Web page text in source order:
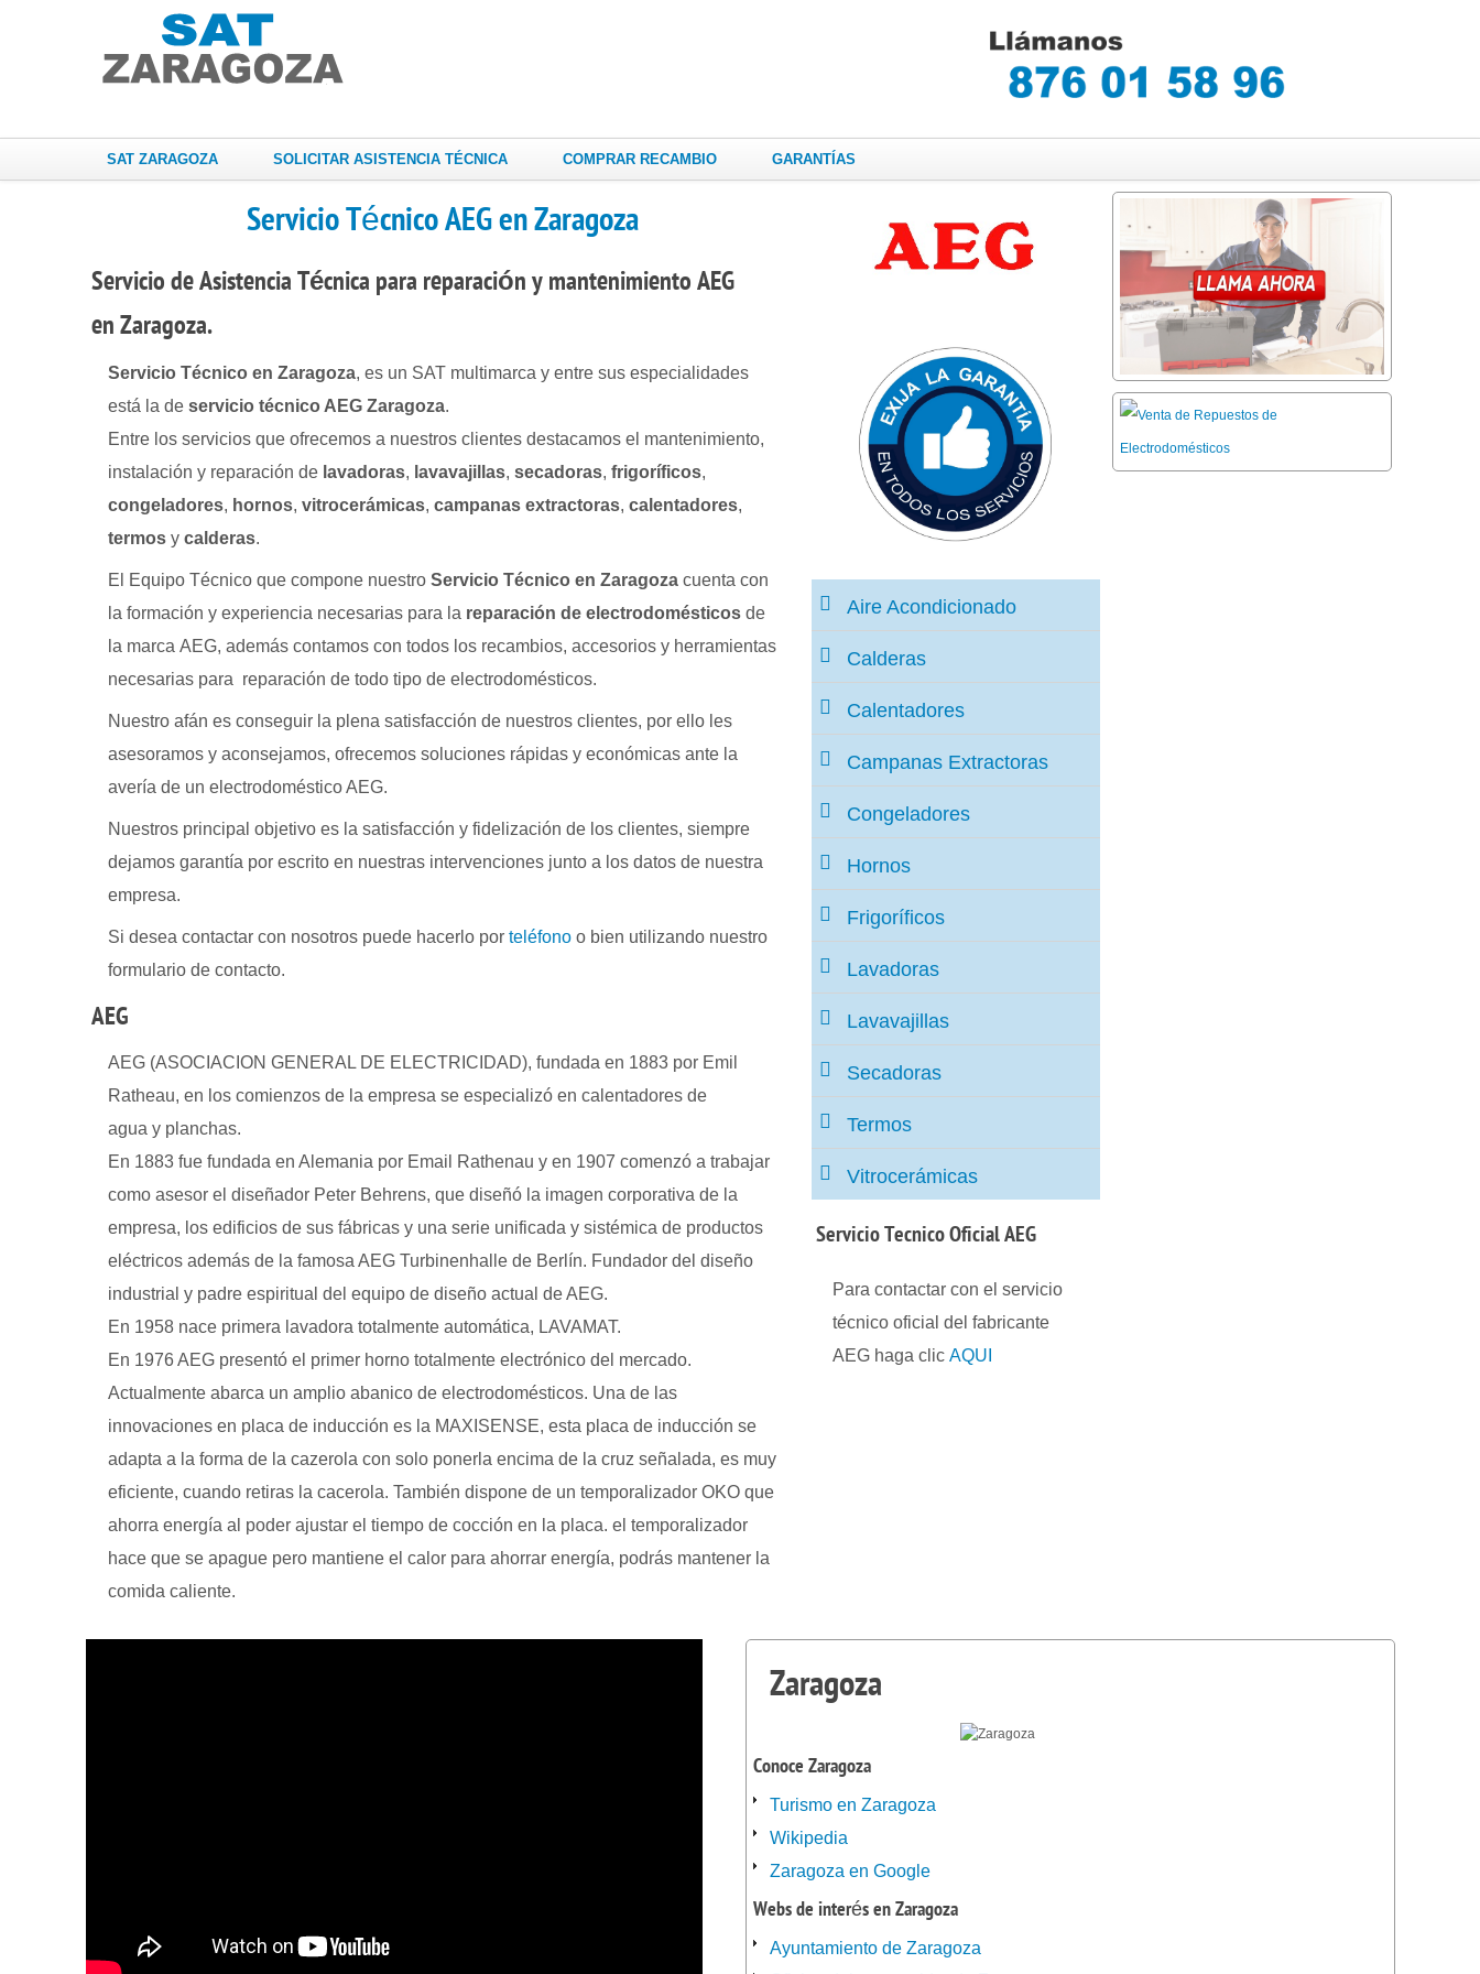
SAT ZARAGOZA SOLICITAR ASISTENCIA TÉCNICA COMPRAR RECAMBIO GARANTÍAS
Servicio Técnico AEG en Zaragoza
Servicio de Asistencia Técnica para reparación y mantenimiento AEG
en Zaragoza.
Servicio Técnico en Zaragoza, es un SAT multimarca y entre sus especialidades
está la de servicio técnico AEG Zaragoza.
Entre los servicios que ofrecemos a nuestros clientes destacamos el mantenimiento,
instalación y reparación de lavadoras, lavavajillas, secadoras, frigoríficos,
congeladores, hornos, vitrocerámicas, campanas extractoras, calentadores,
termos y calderas.
El Equipo Técnico que compone nuestro Servicio Técnico en Zaragoza cuenta con
la formación y experiencia necesarias para la reparación de electrodomésticos de
la marca AEG, además contamos con todos los recambios, accesorios y herramientas
necesarias para reparación de todo tipo de electrodomésticos.
Nuestro afán es conseguir la plena satisfacción de nuestros clientes, por ello les
asesoramos y aconsejamos, ofrecemos soluciones rápidas y económicas ante la
avería de un electrodoméstico AEG.
Nuestros principal objetivo es la satisfacción y fidelización de los clientes, siempre
dejamos garantía por escrito en nuestras intervenciones junto a los datos de nuestra
empresa.
Si desea contactar con nosotros puede hacerlo por teléfono o bien utilizando nuestro
formulario de contacto.
AEG
AEG (ASOCIACION GENERAL DE ELECTRICIDAD), fundada en 1883 por Emil
Ratheau, en los comienzos de la empresa se especializó en calentadores de
agua y planchas.
En 1883 fue fundada en Alemania por Email Rathenau y en 1907 comenzó a trabajar
como asesor el diseñador Peter Behrens, que diseñó la imagen corporativa de la
empresa, los edificios de sus fábricas y una serie unificada y sistémica de productos
eléctricos además de la famosa AEG Turbinenhalle de Berlín. Fundador del diseño
industrial y padre espiritual del equipo de diseño actual de AEG.
En 1958 nace primera lavadora totalmente automática, LAVAMAT.
En 1976 AEG presentó el primer horno totalmente electrónico del mercado.
Actualmente abarca un amplio abanico de electrodomésticos. Una de las
innovaciones en placa de inducción es la MAXISENSE, esta placa de inducción se
adapta a la forma de la cazerola con solo ponerla encima de la cruz señalada, es muy
eficiente, cuando retiras la cacerola. También dispone de un temporalizador OKO que
ahorra energía al poder ajustar el tiempo de cocción en la placa. el temporalizador
hace que se apague pero mantiene el calor para ahorrar energía, podrás mantener la
comida caliente.
Aire Acondicionado
Calderas
Calentadores
Campanas Extractoras
Congeladores
Hornos
Frigoríficos
Lavadoras
Lavavajillas
Secadoras
Termos
Vitrocerámicas
ServicioTecnico Oficial AEG
Para contactar con el servicio
técnico oficial del fabricante
AEG haga clic AQUI
Zaragoza
Conoce Zaragoza
Turismo en Zaragoza
Wikipedia
Zaragoza en Google
Webs de interés en Zaragoza
Ayuntamiento de Zaragoza